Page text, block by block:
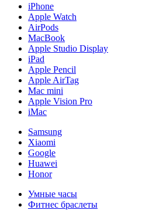
iPhone
Apple Watch
AirPods
MacBook
Apple Studio Display
iPad
Apple Pencil
Apple AirTag
Mac mini
Apple Vision Pro
iMac
Samsung
Xiaomi
Google
Huawei
Honor
Умные часы
Фитнес браслеты